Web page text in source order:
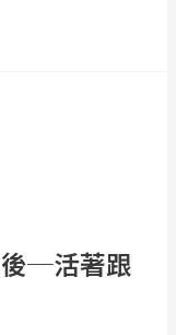
─活著跟